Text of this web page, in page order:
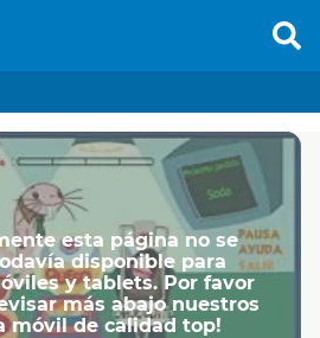
esta página no se
disponible para
y tablets. Por favor
más abajo nuestros
móvil de calidad top!